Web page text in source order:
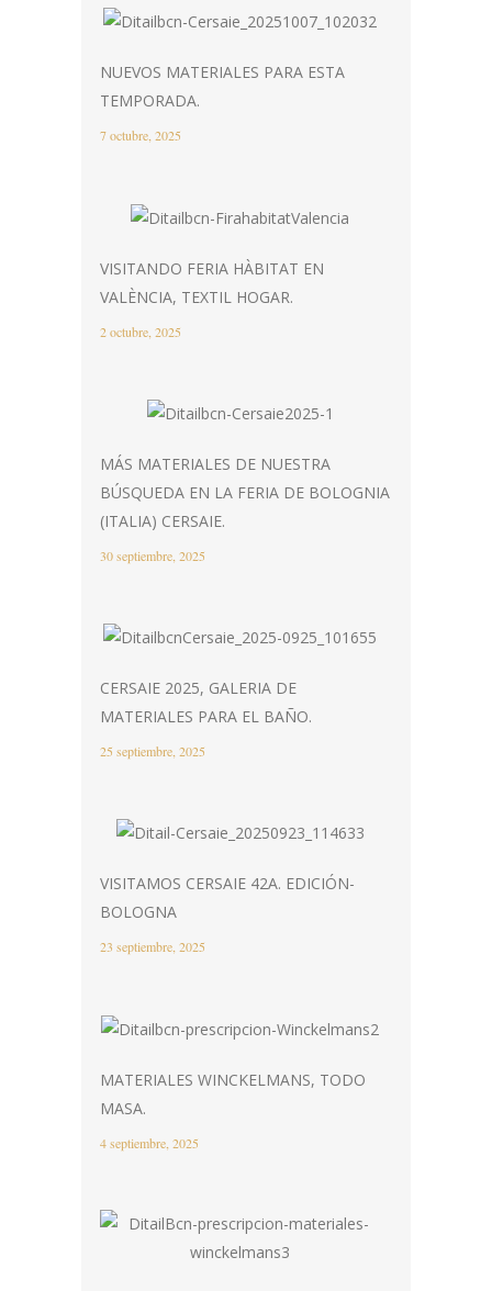
NUEVOS MATERIALES PARA ESTA
TEMPORADA.
7 octubre, 2025
VISITANDO FERIA HÀBITAT EN
VALÈNCIA, TEXTIL HOGAR.
2 octubre, 2025
MÁS MATERIALES DE NUESTRA
BÚSQUEDA EN LA FERIA DE BOLOGNIA
(ITALIA) CERSAIE.
30 septiembre, 2025
CERSAIE 2025, GALERIA DE
MATERIALES PARA EL BAÑO.
25 septiembre, 2025
VISITAMOS CERSAIE 42A. EDICIÓN-
BOLOGNA
23 septiembre, 2025
MATERIALES WINCKELMANS, TODO
MASA.
4 septiembre, 2025